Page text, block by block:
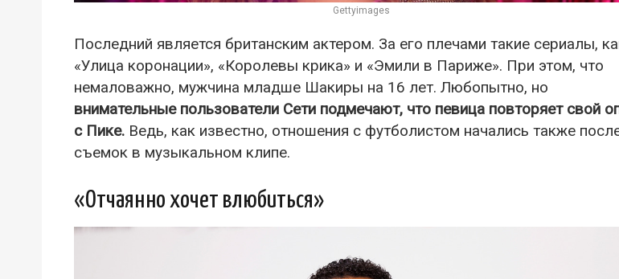
Gettyimages
Последний является британским актером. За его плечами такие сериалы,
«Улица коронации», «Королевы крика» и «Эмили в Париже». При этом, что
немаловажно, мужчина младше Шакиры на 16 лет. Любопытно, но
внимательные пользователи Сети подмечают, что певица повторяет свой
с Пике. Ведь, как известно, отношения с футболистом начались также
съемок в музыкальном клипе.
«Отчаянно хочет влюбиться»